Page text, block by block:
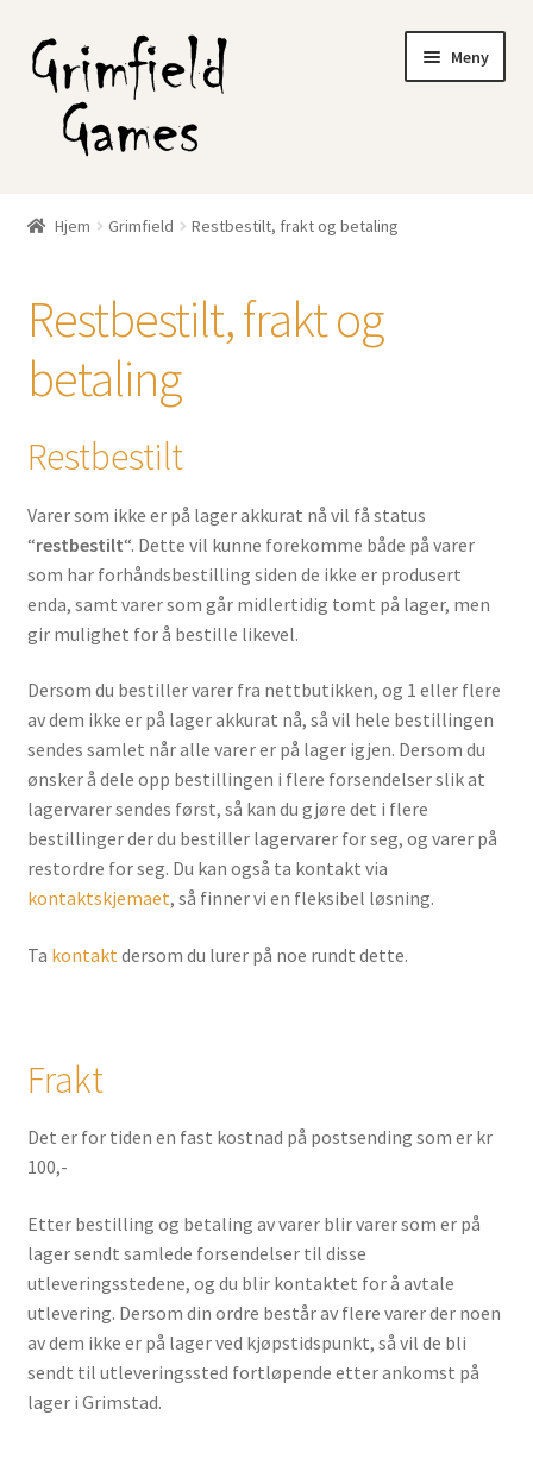
Hopp
til
navigasjon
Hopp
til
innhold
Meny
Min konto
Hjem Grimfield Restbestilt, frakt og betaling
Restbestilt, frakt og
betaling
Restbestilt
Varer som ikke er på lager akkurat nå vil få status
“restbestilt“. Dette vil kunne forekomme både på varer
som har forhåndsbestilling siden de ikke er produsert
enda, samt varer som går midlertidig tomt på lager, men
gir mulighet for å bestille likevel.
Dersom du bestiller varer fra nettbutikken, og 1 eller flere
av dem ikke er på lager akkurat nå, så vil hele bestillingen
sendes samlet når alle varer er på lager igjen. Dersom du
ønsker å dele opp bestillingen i flere forsendelser slik at
lagervarer sendes først, så kan du gjøre det i flere
bestillinger der du bestiller lagervarer for seg, og varer på
restordre for seg. Du kan også ta kontakt via
kontaktskjemaet, så finner vi en fleksibel løsning.
Ta kontakt dersom du lurer på noe rundt dette.
Frakt
Det er for tiden en fast kostnad på postsending som er kr
100,-
Etter bestilling og betaling av varer blir varer som er på
lager sendt samlede forsendelser til disse
utleveringsstedene, og du blir kontaktet for å avtale
utlevering. Dersom din ordre består av flere varer der noen
av dem ikke er på lager ved kjøpstidspunkt, så vil de bli
sendt til utleveringssted fortløpende etter ankomst på
lager i Grimstad.